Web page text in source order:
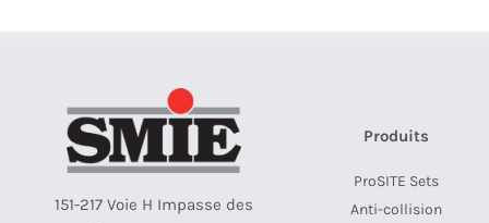
151-217 Voie H Impasse des
Produits
ProSITE Sets
Anti-collision